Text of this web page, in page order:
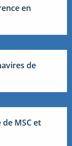
en
de
MSC et